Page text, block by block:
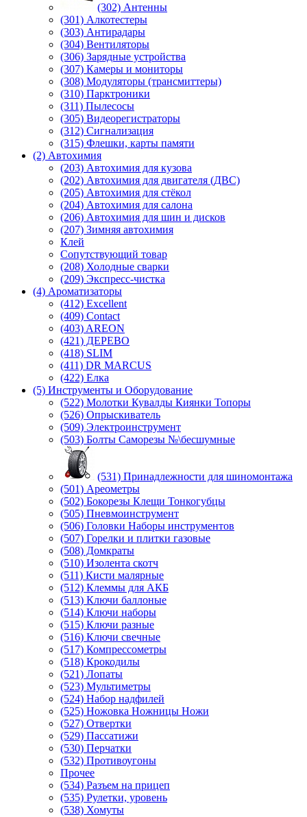
(302) Антенны
(301) Алкотестеры
(303) Антирадары
(304) Вентиляторы
(306) Зарядные устройства
(307) Камеры и мониторы
(308) Модуляторы (трансмиттеры)
(310) Парктроники
(311) Пылесосы
(305) Видеорегистраторы
(312) Сигнализация
(315) Флешки, карты памяти
(2) Автохимия
(203) Автохимия для кузова
(202) Автохимия для двигателя (ДВС)
(205) Автохимия для стёкол
(204) Автохимия для салона
(206) Автохимия для шин и дисков
(207) Зимняя автохимия
Клей
Сопутствующий товар
(208) Холодные сварки
(209) Экспреcс-чистка
(4) Ароматизаторы
(412) Excellent
(409) Contact
(403) AREON
(421) ДЕРЕВО
(418) SLIM
(411) DR MARCUS
(422) Елка
(5) Инструменты и Оборудование
(522) Молотки Кувалды Киянки Топоры
(526) Опрыскиватель
(509) Электроинструмент
(503) Болты Саморезы №\бесшумные
(531) Принадлежности для шиномонтажа
(501) Ареометры
(502) Бокорезы Клещи Тонкогубцы
(505) Пневмоинструмент
(506) Головки Наборы инструментов
(507) Горелки и плитки газовые
(508) Домкраты
(510) Изолента скотч
(511) Кисти малярные
(512) Клеммы для АКБ
(513) Ключи баллоные
(514) Ключи наборы
(515) Ключи разные
(516) Ключи свечные
(517) Компрессометры
(518) Крокодилы
(521) Лопаты
(523) Мультиметры
(524) Набор надфилей
(525) Ножовка Ножницы Ножи
(527) Отвертки
(529) Пассатижи
(530) Перчатки
(532) Противоугоны
Прочее
(534) Разъем на прицеп
(535) Рулетки, уровень
(538) Хомуты